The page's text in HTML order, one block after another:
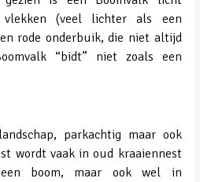
vlekken (veel lichter als een
rode onderbuik, die niet altijd
“bidt” niet zoals een
parkachtig maar ook
wordt vaak in oud kraaiennest
boom, maar ook wel in